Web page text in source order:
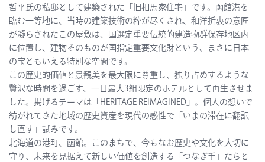
哲平氏の私邸として建築された「旧相馬家住宅」です。函館港を
臨む一等地に、当時の建築技術の粋が尽くされ、和洋折衷の意匠
が凝らされたこの屋敷は、国選定重要伝統的建造物群保存地区内
に位置し、建物そのものが国指定重要文化財という、まさに日本
の宝ともいえる特別な空間です。
この歴史的価値と景観美を最大限に尊重し、独り占めするような
贅沢な時間を過ごす、一日最大3組限定のホテルとして再生させま
した。掲げるテーマは「HERITAGE REIMAGINED」。個人の想いで
紡がれてきた地域の歴史資産を現代の感性で「いまの滞在に翻訳
し直す」試みです。
北海道の港町、函館。このまちで、今もなお歴史や文化を大切に
守り、未来を見据えて新しい価値を創造する「つなぎ手」たちと